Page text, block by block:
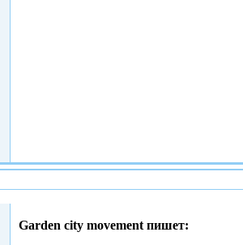
Garden city movement пишет: